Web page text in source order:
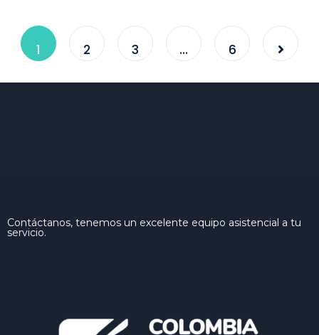
1 2 3 … 6
Contáctanos, tenemos un excelente equipo asistencial a tu
servicio.